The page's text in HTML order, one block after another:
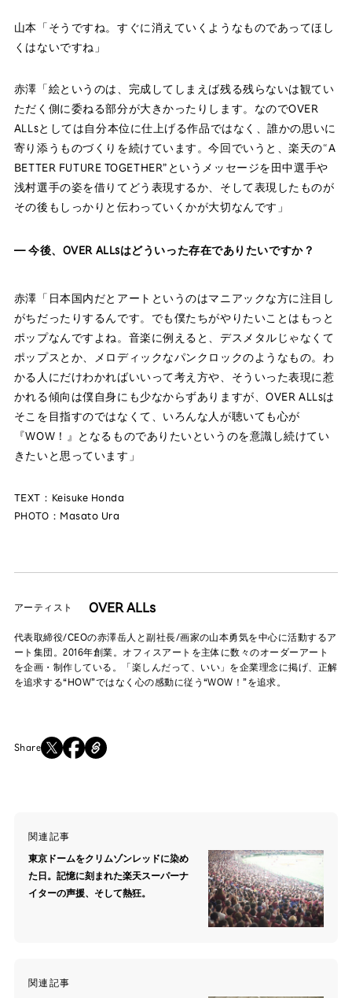
山本「そうですね。すぐに消えていくようなものであってほし
くはないですね」
赤澤「絵というのは、完成してしまえば残る残らないは観てい
ただく側に委ねる部分が大きかったりします。なのでOVER
ALLsとしては自分本位に仕上げる作品ではなく、誰かの思いに
寄り添うものづくりを続けています。今回でいうと、楽天の“A
BETTER FUTURE TOGETHER”というメッセージを田中選手や
浅村選手の姿を借りてどう表現するか、そして表現したものが
その後もしっかりと伝わっていくかが大切なんです」
― 今後、OVER ALLsはどういった存在でありたいですか？
赤澤「日本国内だとアートというのはマニアックな方に注目し
がちだったりするんです。でも僕たちがやりたいことはもっと
ポップなんですよね。音楽に例えると、デスメタルじゃなくて
ポップスとか、メロディックなパンクロックのようなもの。わ
かる人にだけわかればいいって考え方や、そういった表現に惹
かれる傾向は僕自身にも少なからずありますが、OVER ALLsは
そこを目指すのではなくて、いろんな人が聴いても心が
『WOW！』となるものでありたいというのを意識し続けてい
きたいと思っています」
TEXT：Keisuke Honda
PHOTO：Masato Ura
アーティスト OVER ALLs
代表取締役/CEOの赤澤岳人と副社長/画家の山本勇気を中心に活動するア
ート集団。2016年創業。オフィスアートを主体に数々のオーダーアート
を企画・制作している。「楽しんだって、いい」を企業理念に掲げ、正解
を追求する“HOW”ではなく心の感動に従う“WOW！”を追求。
Share
関連記事
東京ドームをクリムゾンレッドに染め
た日。記憶に刻まれた楽天スーパーナ
イターの声援、そして熱狂。
関連記事